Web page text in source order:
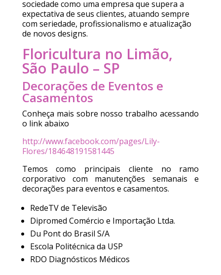
sociedade como uma empresa que supera a
expectativa de seus clientes, atuando sempre
com seriedade, profissionalismo e atualização
de novos designs.
Floricultura no Limão,
São Paulo – SP
Decorações de Eventos e
Casamentos
Conheça mais sobre nosso trabalho acessando
o link abaixo
http://www.facebook.com/pages/Lily-
Flores/184648191581445
Temos como principais cliente no ramo
corporativo com manutenções semanais e
decorações para eventos e casamentos.
RedeTV de Televisão
Dipromed Comércio e Importação Ltda.
Du Pont do Brasil S/A
Escola Politécnica da USP
RDO Diagnósticos Médicos